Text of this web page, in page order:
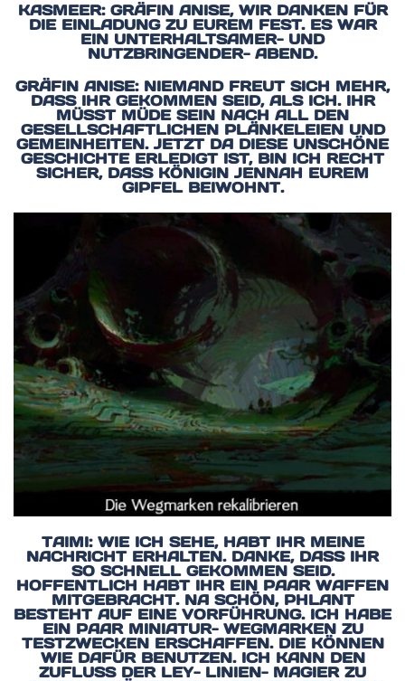
KASMEER: GRÄFIN ANISE, WIR DANKEN FÜR
DIE EINLADUNG ZU EUREM FEST. ES WAR
EIN UNTERHALTSAMER- UND
NUTZBRINGENDER- ABEND.
GRÄFIN ANISE: NIEMAND FREUT SICH MEHR,
DASS IHR GEKOMMEN SEID, ALS ICH. IHR
MÜSST MÜDE SEIN NACH ALL DEN
GESELLSCHAFTLICHEN PLÄNKELEIEN UND
GEMEINHEITEN. JETZT DA DIESE UNSCHÖNE
GESCHICHTE ERLEDIGT IST, BIN ICH RECHT
SICHER, DASS KÖNIGIN JENNAH EUREM
GIPFEL BEIWOHNT.
TAIMI: WIE ICH SEHE, HABT IHR MEINE
NACHRICHT ERHALTEN. DANKE, DASS IHR
SO SCHNELL GEKOMMEN SEID.
HOFFENTLICH HABT IHR EIN PAAR WAFFEN
MITGEBRACHT. NA SCHÖN, PHLANT
BESTEHT AUF EINE VORFÜHRUNG. ICH HABE
EIN PAAR MINIATUR- WEGMARKEN ZU
TESTZWECKEN ERSCHAFFEN. DIE KÖNNEN
WIE DAFÜR BENUTZEN. ICH KANN DEN
ZUFLUSS DER LEY- LINIEN- MAGIER ZU